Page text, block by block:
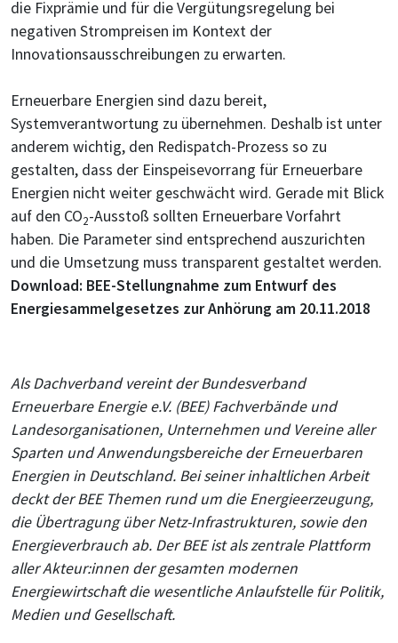
die Fixprämie und für die Vergütungsregelung bei
negativen Strompreisen im Kontext der
Innovationsausschreibungen zu erwarten.
Erneuerbare Energien sind dazu bereit,
Systemverantwortung zu übernehmen. Deshalb ist unter
anderem wichtig, den Redispatch-Prozess so zu
gestalten, dass der Einspeisevorrang für Erneuerbare
Energien nicht weiter geschwächt wird. Gerade mit Blick
auf den CO2-Ausstoß sollten Erneuerbare Vorfahrt
haben. Die Parameter sind entsprechend auszurichten
und die Umsetzung muss transparent gestaltet werden.
Download: BEE-Stellungnahme zum Entwurf des
Energiesammelgesetzes zur Anhörung am 20.11.2018
Als Dachverband vereint der Bundesverband
Erneuerbare Energie e.V. (BEE) Fachverbände und
Landesorganisationen, Unternehmen und Vereine aller
Sparten und Anwendungsbereiche der Erneuerbaren
Energien in Deutschland. Bei seiner inhaltlichen Arbeit
deckt der BEE Themen rund um die Energieerzeugung,
die Übertragung über Netz-Infrastrukturen, sowie den
Energieverbrauch ab. Der BEE ist als zentrale Plattform
aller Akteur:innen der gesamten modernen
Energiewirtschaft die wesentliche Anlaufstelle für Politik,
Medien und Gesellschaft.